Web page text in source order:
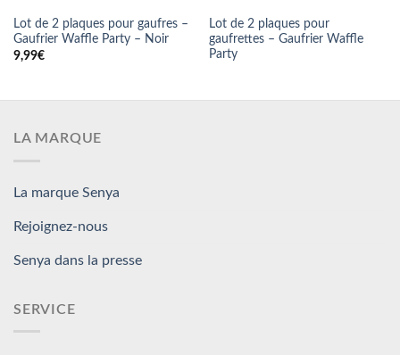
Lot de 2 plaques pour gaufres –
Gaufrier Waffle Party – Noir
9,99€
Lot de 2 plaques pour
gaufrettes – Gaufrier Waffle
Party
LA MARQUE
La marque Senya
Rejoignez-nous
Senya dans la presse
SERVICE